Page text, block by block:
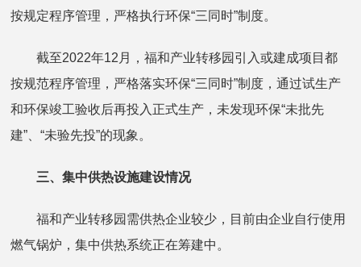
按规定程序管理，严格执行环保“三同时”制度。
截至2022年12月，福和产业转移园引入或建成项目都
按规范程序管理，严格落实环保“三同时”制度，通过试生产
和环保竣工验收后再投入正式生产，未发现环保“未批先
建”、“未验先投”的现象。
三、集中供热设施建设情况
福和产业转移园需供热企业较少，目前由企业自行使用
燃气锅炉，集中供热系统正在筹建中。